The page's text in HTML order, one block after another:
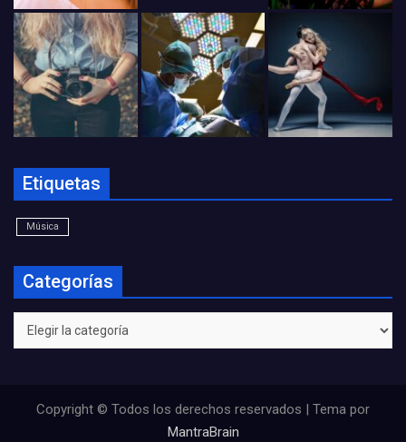
Etiquetas
Música
Categorías
Categorías
Copyright © Todos los derechos reservados | Tema por
MantraBrain